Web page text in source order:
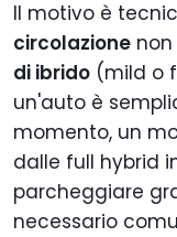
Il motivo è
circolazione
di ibrido (mild o
un'auto è
momento, un
dalle full hybrid
parcheggiare
necessario